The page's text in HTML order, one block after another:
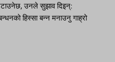
उनले सुझाव दिइन्:
हिस्सा बन्न मनाउनु गाह्रो